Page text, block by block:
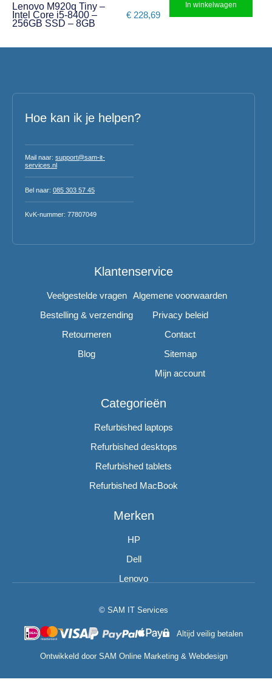
Lenovo M920q Tiny –
Intel Core i5-8400 –
256GB SSD – 8GB
€ 228,69
In winkelwagen
Hoe kan ik je helpen?
Mail naar: support@sam-it-
services.nl
Bel naar: 085 303 57 45
KvK-nummer: 77807049
Klantenservice
Veelgestelde vragen
Bestelling & verzending
Retourneren
Blog
Algemene voorwaarden
Privacy beleid
Contact
Sitemap
Mijn account
Categorieën
Refurbished laptops
Refurbished desktops
Refurbished tablets
Refurbished MacBook
Merken
HP
Dell
Lenovo
© SAM IT Services
Altijd veilig betalen
Ontwikkeld door SAM Online Marketing& Webdesign